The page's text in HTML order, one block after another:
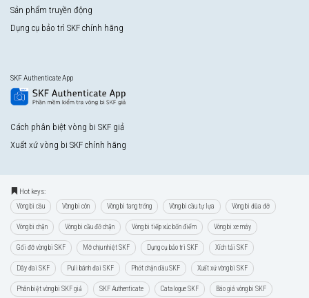
Sản phẩm truyền động
Dụng cụ bảo trì SKF chính hãng
SKF Authenticate App
Cách phân biệt vòng bi SKF giả
Xuất xứ vòng bi SKF chính hãng
Hot keys:
Vòng bi cầu Vòng bi côn Vòng bi tang trống Vòng bi cầu tự lựa Vòng bi đũa đỡ
Vòng bi chặn Vòng bi cầu đỡ chặn Vòng bi tiếp xúc bốn điểm Vòng bi xe máy
Gối đỡ vòng bi SKF Mỡ chịu nhiệt SKF Dụng cụ bảo trì SKF Xích tải SKF
Dây đai SKF Puli bánh đai SKF Phớt chặn dầu SKF Xuất xứ vòng bi SKF
Phân biệt vòng bi SKF giả SKF Authenticate Catalogue SKF Báo giá vòng bi SKF